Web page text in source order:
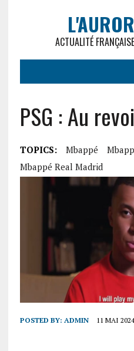
ACTUALITÉ
PSG : Au
TOPICS: Mbappé
Mbappé Real Madrid
POSTED BY: ADMIN 11 MAI 2024